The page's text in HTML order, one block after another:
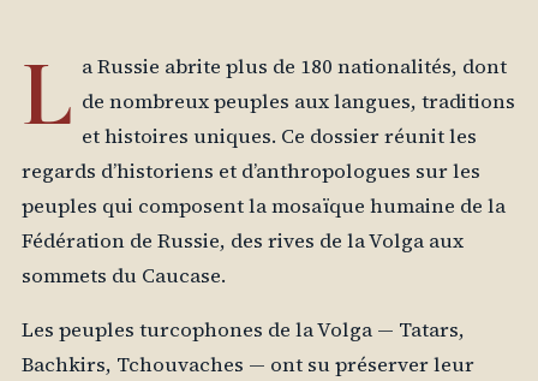
L a Russie abrite plus de 180 nationalités, dont
de nombreux peuples aux langues, traditions
et histoires uniques. Ce dossier réunit les
regards d’historiens et d’anthropologues sur les
peuples qui composent la mosaïque humaine de la
Fédération de Russie, des rives de la Volga aux
sommets du Caucase.
Les peuples turcophones de la Volga — Tatars,
Bachkirs, Tchouvaches — ont su préserver leur